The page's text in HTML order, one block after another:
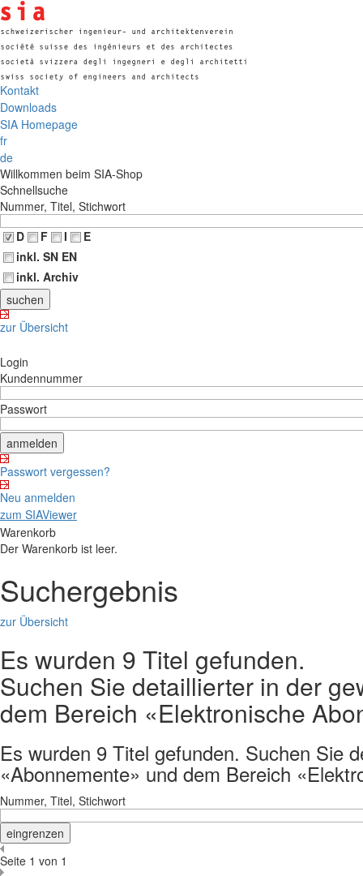
Kontakt
Downloads
SIA Homepage
fr
de
Willkommen beim SIA-Shop
Schnellsuche
Nummer, Titel, Stichwort
D
F I
E
inkl. SN EN
inkl. Archiv
zur Übersicht
Login
Kundennummer
Passwort
Passwort vergessen?
Neu anmelden
zum SIAViewer
Warenkorb
Der Warenkorb ist leer.
Suchergebnis
zur Übersicht
Es wurden 9 Titel gefunden.
Suchen Sie detaillierter in der
dem Bereich «Elektronische
Es wurden 9 Titel gefunden. Suchen Sie
«Abonnemente» und dem Bereich
Nummer, Titel, Stichwort
Seite 1 von 1